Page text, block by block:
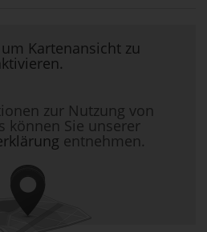
Kartenansicht zu
zur Nutzung von
können Sie unserer
entnehmen.